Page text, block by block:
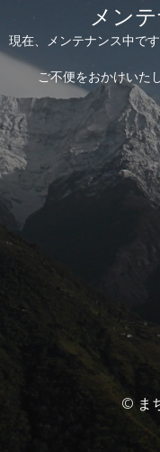
メン
現在、メンテナンス中で
ご不便をおかけいた
© ま